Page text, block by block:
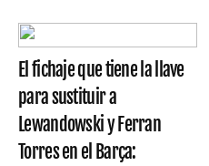
El fichaje que tiene la llave
para sustituir a
Lewandowski y Ferran
Torres en el Barça: